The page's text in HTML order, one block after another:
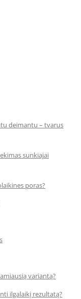
deimantu – tvarus
sunkiajai
poras?
variantą?
ilgalaikį rezultatą?